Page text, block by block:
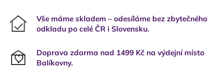
Vše máme skladem – odesíláme bez zbytečného
odkladu po celé ČR i Slovensku.
Doprava zdarma nad 1499 Kč na výdejní místo
Balíkovny.